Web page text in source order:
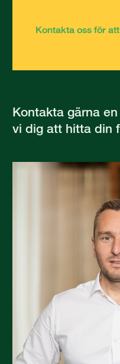
Kontakta oss för
Kontakta gärna
vi dig att hitta din